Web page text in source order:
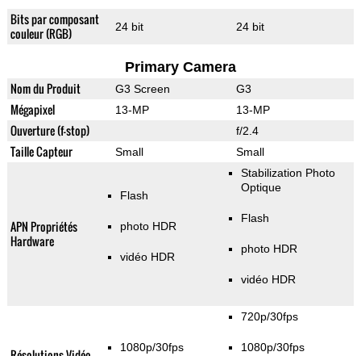
Bits par composant
couleur (RGB)
24 bit 24 bit
Primary Camera
Nom du Produit G3 Screen G3
Mégapixel 13-MP 13-MP
Ouverture (f-stop) f/2.4
Taille Capteur Small Small
APN Propriétés
Hardware
Flash
photo HDR
vidéo HDR
Stabilization Photo
Optique
Flash
photo HDR
vidéo HDR
1080p/30fps
720p/30fps
1080p/30fps